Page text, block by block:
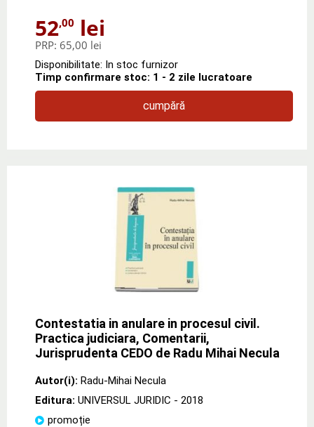
52,00 lei
PRP: 65,00 lei
Disponibilitate: In stoc furnizor
Timp confirmare stoc: 1 - 2 zile lucratoare
cumpără
Contestatia in anulare in procesul civil.
Practica judiciara, Comentarii,
Jurisprudenta CEDO de Radu Mihai Necula
Autor(i): Radu-Mihai Necula
Editura: UNIVERSUL JURIDIC - 2018
promoție